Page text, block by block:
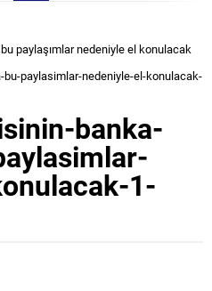
paylaşımlar nedeniyle el konulacak
paylasimlar-nedeniyle-el-konulacak-
banka-
1-